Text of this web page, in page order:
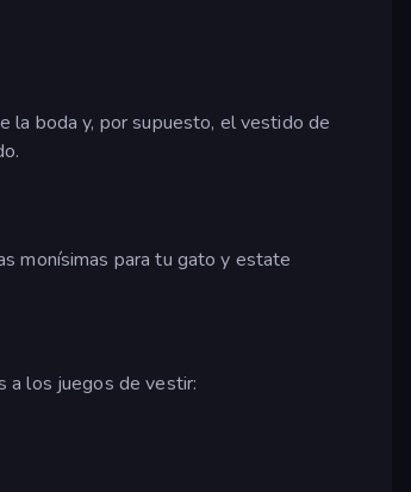
la boda y, por supuesto, el vestido de
monísimas para tu gato y estate
a los juegos de vestir: